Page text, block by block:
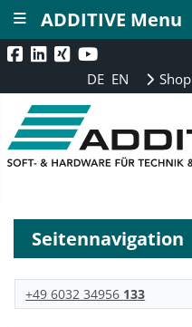
DE EN Shop
Seitennavigation
+49 6032 34956 133
ADDITIVE Menu
≡